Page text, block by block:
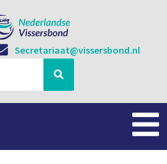
Secretariaat@vissersbond.nl